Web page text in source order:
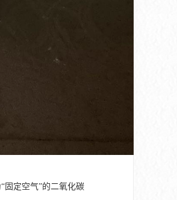
固定空气”的二氧化碳